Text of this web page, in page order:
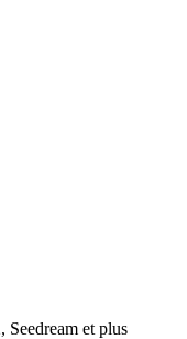
Seedream et plus